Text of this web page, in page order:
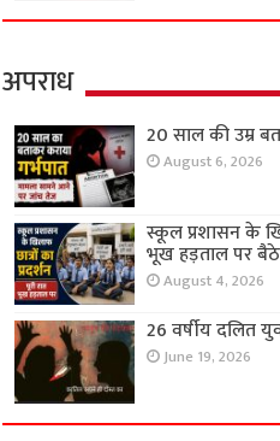
अपराध
20 साल की उम्र
August 6, 2026
स्कूल प्रशासन के
भूख हड़ताल पर
August 4, 2026
26 वर्षीय दलित
June 19, 2026